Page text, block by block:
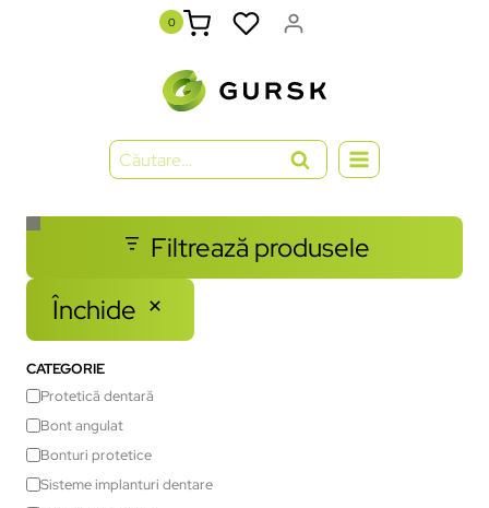
0
Filtrează produsele
Închide
CATEGORIE
Protetică dentară
Bont angulat
Bonturi protetice
Sisteme implanturi dentare